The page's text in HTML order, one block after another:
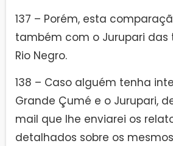
137 – Porém, esta
também com o Jurupari das
Rio Negro.
138 – Caso alguém tenha
Grande Çumé e o Jurupari,
mail que lhe enviarei os
detalhados sobre os